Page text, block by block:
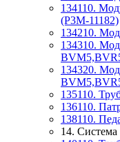
134110.
(P3M-11182)
134210.
134310.
134320.
135110.
136110.
138110.
14.